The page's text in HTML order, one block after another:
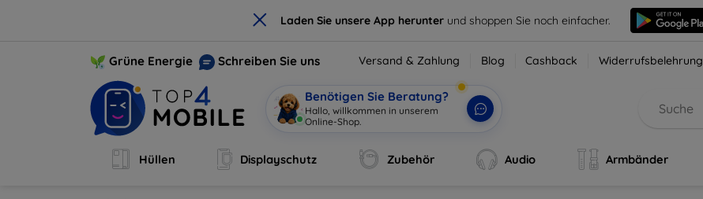
× Laden Sie unsere App herunter und shoppen Sie noch einfacher.
Grüne Energie Schreiben Sie uns Versand & Zahlung Blog Cashback Widerrufsbelehrung
Benötigen Sie Beratung?
Hallo, willkommen in unserem
Online-|
Hüllen Displayschutz Zubehör Audio Armbänder